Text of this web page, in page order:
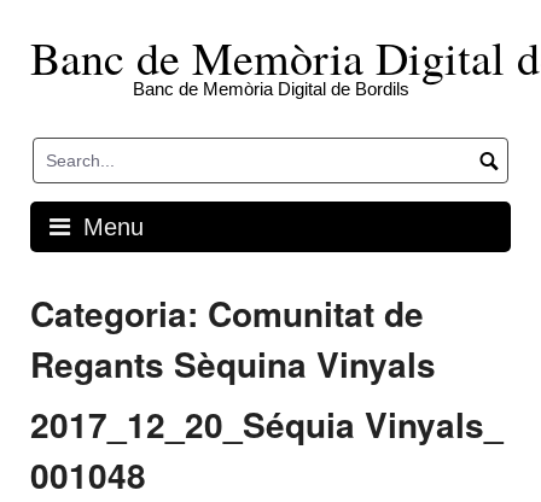
contentBanc de Memòria Digital
Banc de Memòria Digital de Bordils
Menu
Categoria: Comunitat de
Regants Sèquina Vinyals
2017_12_20_Séquia Vinyals_
001048